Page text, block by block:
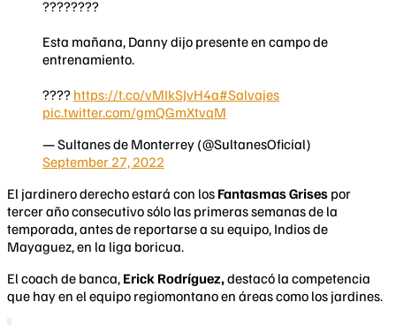
????????
Esta mañana, Danny dijo presente en campo de
entrenamiento.
???? https://t.co/vMIkSJvH4a#Salvajes
pic.twitter.com/gmQGmXtvqM
— Sultanes de Monterrey (@SultanesOficial)
September 27, 2022
El jardinero derecho estará con los Fantasmas Grises por
tercer año consecutivo sólo las primeras semanas de la
temporada, antes de reportarse a su equipo, Indios de
Mayaguez, en la liga boricua.
El coach de banca, Erick Rodríguez,destacó la competencia
que hay en el equipo regiomontano en áreas como los jardines.